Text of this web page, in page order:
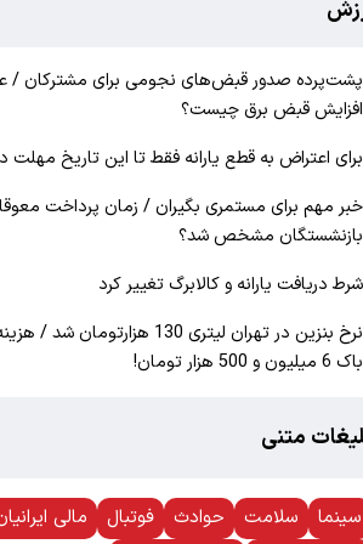
پشت‌پرده صدور قبض‌های نجومی برای مشترکان /
افزایش قبض برق چیست؟
برای اعتراض به قطع یارانه فقط تا این تاریخ مهلت
خبر مهم برای مستمری بگیران / زمان پرداخت
بازنشستگان مشخص شد؟
شرط دریافت یارانه و کالابرگ تغییر کرد
نرخ بنزین در تهران لیتری 130 هزارتومان
باک 6 میلیون و 500 هزار تومان!
متنی
سینما سلامت حوادث فوتبال مالی